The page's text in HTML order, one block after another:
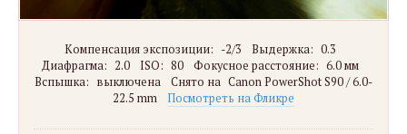
Компенсация экспозиции: -2/3 Выдержка: 0.3
Диафрагма: 2.0 ISO: 80 Фокусное расстояние: 6.0 мм
Вспышка: выключена Снято на Canon PowerShot S90 / 6.0-
22.5 mm
Посмотреть на Фликре